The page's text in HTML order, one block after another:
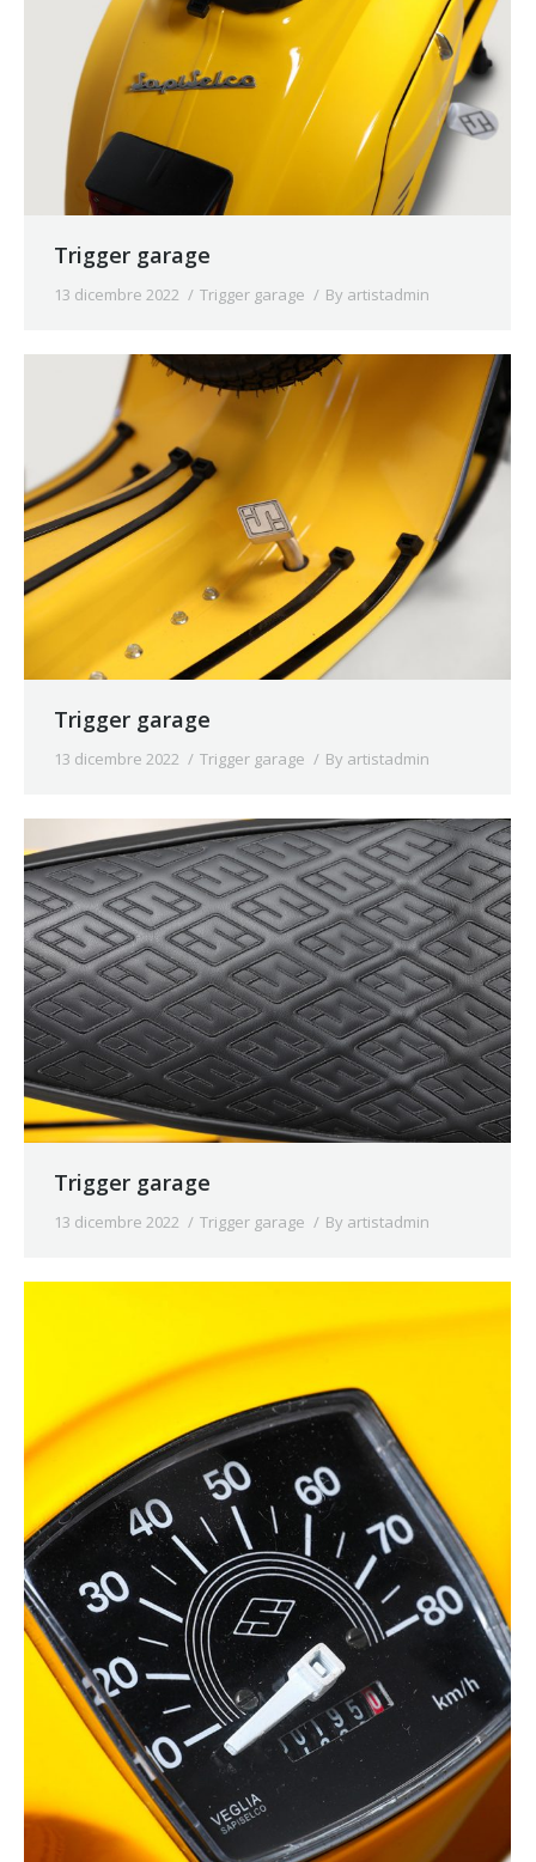
Trigger garage
13 dicembre 2022 Trigger garage By artistadmin
Trigger garage
13 dicembre 2022 Trigger garage By artistadmin
Trigger garage
13 dicembre 2022 Trigger garage By artistadmin